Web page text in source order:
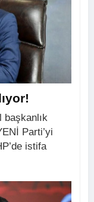
başkanlık
Parti’yi
istifa